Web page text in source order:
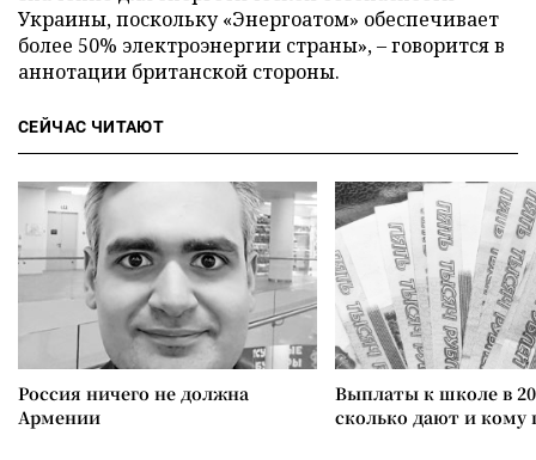
Украины, поскольку «Энергоатом» обеспечивает
более 50% электроэнергии страны», – говорится в
аннотации британской стороны.
СЕЙЧАС ЧИТАЮТ
Россия ничего не должна
Армении
Выплаты к школе в
сколько дают и